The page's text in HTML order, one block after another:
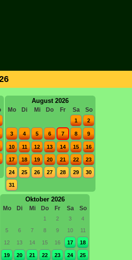
August 2026
Mo Di Mi Do Fr Sa So
1 2
3 4 5 6 7 8 9
10 11 12 13 14 15 16
17 18 19 20 21 22 23
24 25 26 27 28 29 30
31
Oktober 2026
Mo Di Mi Do Fr Sa So
1 2 3
4
5
6 7 8 9 10 11
12 13 14 15 16 17 18
19 20 21 22 23 24 25